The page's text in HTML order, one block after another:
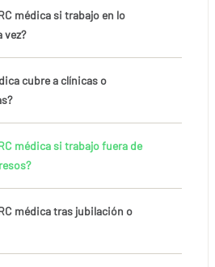
médica si trabajo en lo
vez?
cubre a clínicas o
médica si trabajo fuera de
médica tras jubilación o